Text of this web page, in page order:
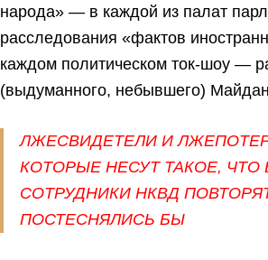
народа» — в каждой из палат
расследования «фактов
каждом политическом ток-шоу —
(выдуманного, небывшего)
ЛЖЕСВИДЕТЕЛИ И
КОТОРЫЕ НЕСУТ ТАКОЕ,
СОТРУДНИКИ НКВД
ПОСТЕСНЯЛИСЬ БЫ